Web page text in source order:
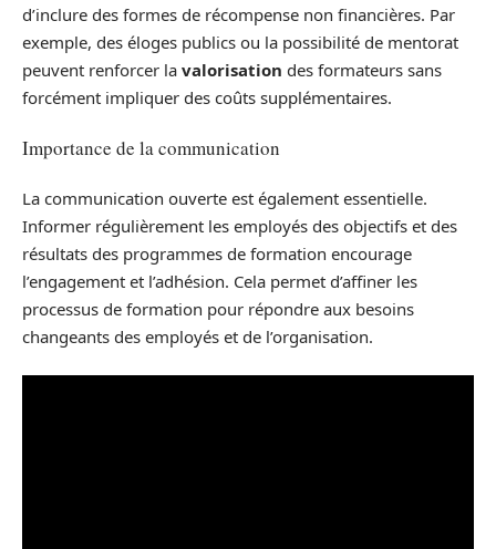
d’inclure des formes de récompense non financières. Par
exemple, des éloges publics ou la possibilité de mentorat
peuvent renforcer la valorisation des formateurs sans
forcément impliquer des coûts supplémentaires.
Importance de la communication
La communication ouverte est également essentielle.
Informer régulièrement les employés des objectifs et des
résultats des programmes de formation encourage
l’engagement et l’adhésion. Cela permet d’affiner les
processus de formation pour répondre aux besoins
changeants des employés et de l’organisation.